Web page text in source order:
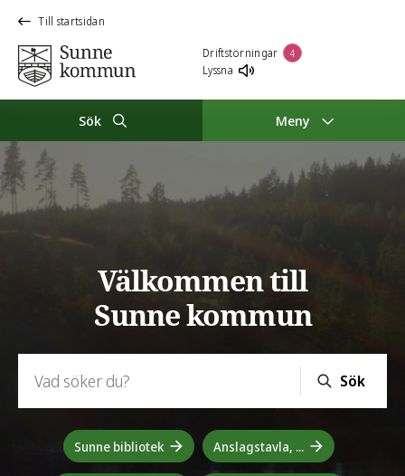
Till startsidan
Driftstörningar 4
Lyssna
Sök Meny
Sunne kommun
Välkommen till
Sunne kommun
Sök
Sunne bibliotek Anslagstavla, ...